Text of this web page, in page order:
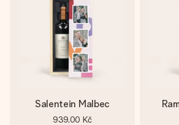
Salentein Malbec
939,00 Kč